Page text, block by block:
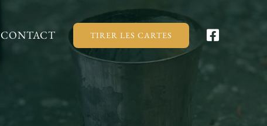
CONTACT TIRER LES CARTES